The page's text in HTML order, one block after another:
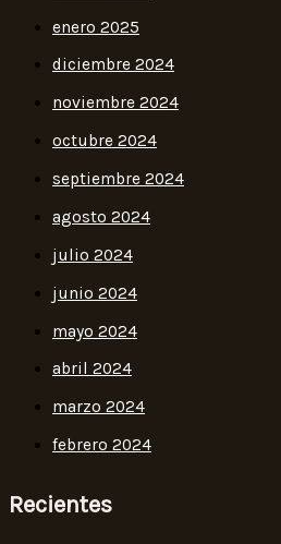
enero 2025
diciembre 2024
noviembre 2024
octubre 2024
septiembre 2024
agosto 2024
julio 2024
junio 2024
mayo 2024
abril 2024
marzo 2024
febrero 2024
Recientes